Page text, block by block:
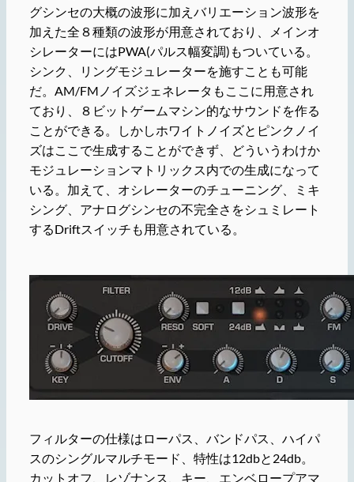
グシンセの大概の波形に加えバリエーション波形を
加えた全８種類の波形が用意されており、メインオ
シレーターにはPWA(パルス幅変調)もついている。
シンク、リングモジュレーターを施すことも可能
だ。AM/FMノイズジェネレータもここに用意され
ており、８ビットゲームマシン的なサウンドを作る
ことができる。しかしホワイトノイズとピンクノイ
ズはここで生成することができず、どういうわけか
モジュレーションマトリックス内での生成になって
いる。加えて、オシレーターのチューニング、ミキ
シング、アナログシンセの不完全さをシュミレート
するDriftスイッチも用意されている。
フィルターの仕様はローパス、バンドパス、ハイパ
スのシングルマルチモード、特性は12dbと24db。
カットオフ、レゾナンス、キー、エンベロープアマ